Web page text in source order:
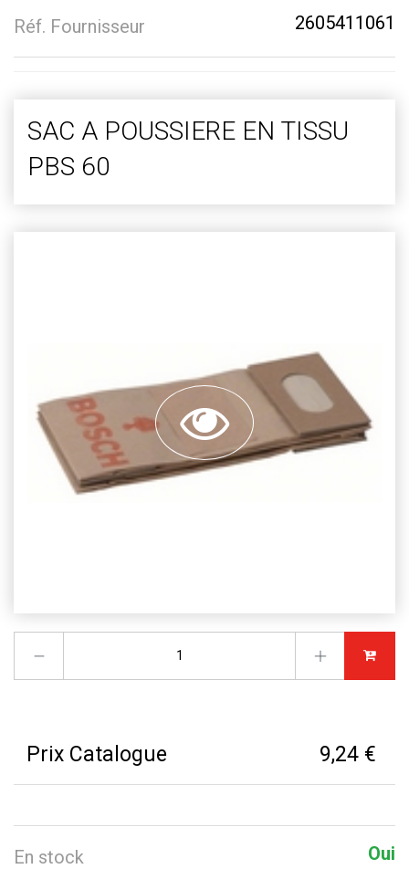
Réf. Fournisseur 2605411061
SAC A POUSSIERE EN TISSU
PBS 60
Prix Catalogue 9,24 €
En stock Oui